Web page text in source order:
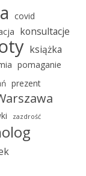
covid
konsultacje
książka
pomaganie
prezent
zazdrość